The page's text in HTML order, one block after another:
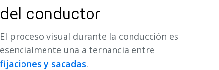
del conductor
El proceso visual durante la conducción es
esencialmente una alternancia entre
fijaciones y sacadas.